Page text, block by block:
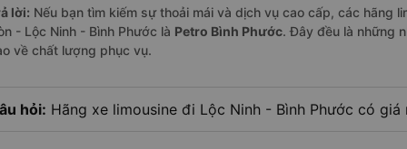
lời: Nếu bạn tìm kiếm sự thoải mái và dịch vụ cao cấp, các hãng
- Lộc Ninh - Bình Phước là Petro Bình Phước. Đây đều là những
về chất lượng phục vụ.
hỏi: Hãng xe limousine đi Lộc Ninh - Bình Phước có giá